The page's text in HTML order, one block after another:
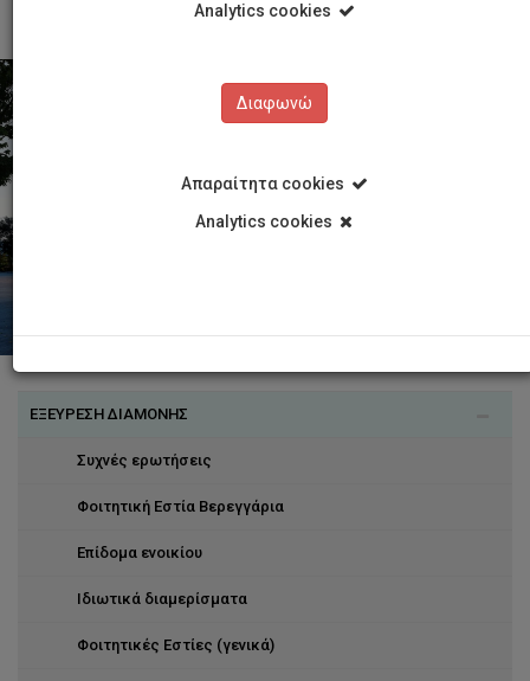
ΕΞΕΥΡΕΣΗ ΔΙΑΜΟΝΗΣ
Συχνές ερωτήσεις
Φοιτητική Εστία Βερεγγάρια
Επίδομα ενοικίου
Ιδιωτικά διαμερίσματα
Φοιτητικές Εστίες (γενικά)
Analytics cookies
Διαφωνώ
Απαραίτητα cookies
Analytics cookies